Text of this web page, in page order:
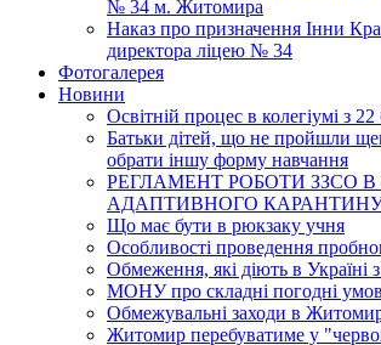
№ 34 м. Житомира
Наказ про призначення Інни
директора ліцею № 34
Фотогалерея
Новини
Освітній процес в колегіумі з
Батьки дітей, що не пройшли
обрати іншу форму навчання
РЕГЛАМЕНТ РОБОТИ ЗЗСО
АДАПТИВНОГО
Що має бути в рюкзаку учня
Особливості проведення
Обмеження, які діють в Україні
МОНУ про складні погодні
Обмежувальні заходи в
Житомир перебуватиме у